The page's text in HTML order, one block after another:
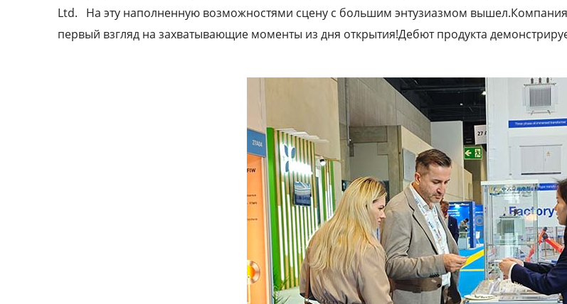
Ltd. На эту наполненную возможностями сцену с большим энтузиазмом вышел.Компания
первый взгляд на захватывающие моменты из дня открытия!Дебют продукта